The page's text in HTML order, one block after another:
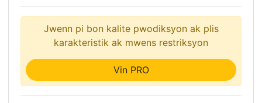
Jwenn pi bon kalite pwodiksyon ak plis
karakteristik ak mwens restriksyon
Vin PRO